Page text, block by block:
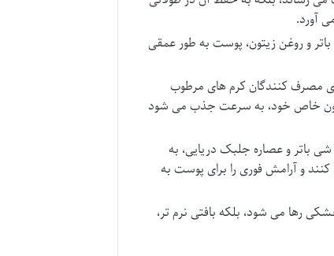
آورد.
باتر و روغن زیتون، پوست به طور عمقی
مصرف کنندگان کرم های مرطوب
خاص خود، به سرعت جذب می شود
باتر و عصاره جلبک دریایی، به
و آرامش فوری را برای پوست به
رها می شود، بلکه بافتی نرم تر،